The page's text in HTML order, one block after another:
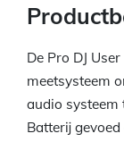
De Pro DJ
meetsysteem
audio systeem
Batterij